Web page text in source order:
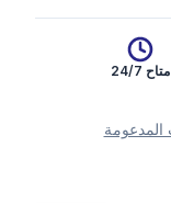
متاح 24/7